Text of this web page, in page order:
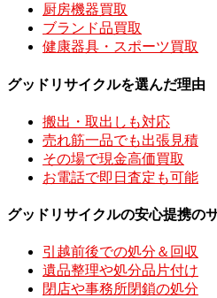
厨房機器買取
ブランド品買取
健康器具・スポーツ買取
グッドリサイクルを選んだ理由
搬出・取出しも対応
売れ筋一品でも出張見積
その場で現金高価買取
お電話で即日査定も可能
グッドリサイクルの安心提携の
引越前後での処分＆回収
遺品整理や処分品片付け
閉店や事務所閉鎖の処分